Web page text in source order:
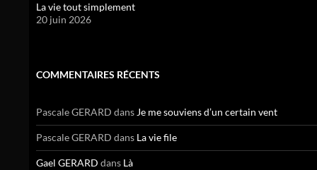
La vie tout simplement
20 juin 2026
COMMENTAIRES RÉCENTS
Pascale GERARD dans Je me souviens d’un certain vent
Pascale GERARD dans La vie file
Gael GERARD dans Là